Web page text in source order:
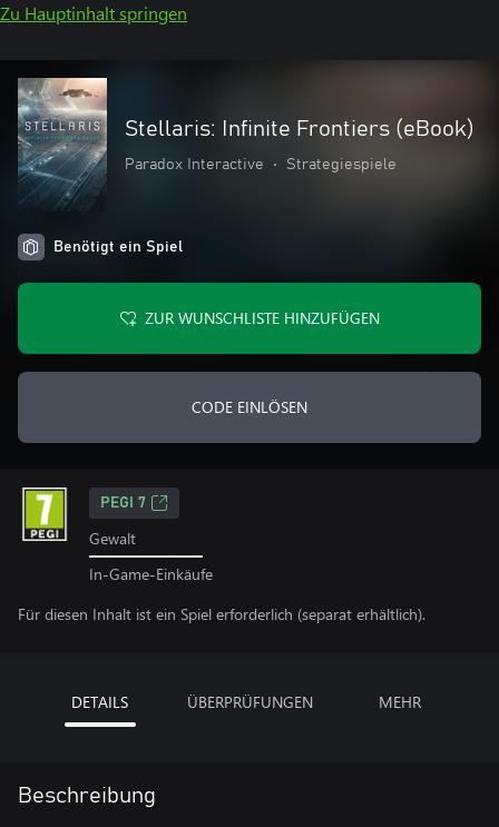
Zu Hauptinhalt springen
Stellaris: Infinite Frontiers (eBook)
Paradox Interactive • Strategiespiele
Benötigt ein Spiel
ZUR WUNSCHLISTE HINZUFÜGEN
CODE EINLÖSEN
PEGI 7
Gewalt
In-Game-Einkäufe
Für diesen Inhalt ist ein Spiel erforderlich (separat erhältlich).
DETAILS ÜBERPRÜFUNGEN MEHR
Beschreibung